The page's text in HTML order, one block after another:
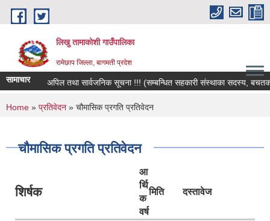
Skip to main content
लिखु तामाकोशी गाउँपालिका
रामेछाप जिल्ला, बागमती प्रदेश
सामाचार
हार्दिक अपिल तथा सार्वजनिक सूचना !!! (सम्बन्धित सहकारी संस्थाका सदस्य, बचतकर्ता,
You are here
Home » प्रतिवेदन » चौमासिक प्रगति प्रतिवेदन
चौमासिक प्रगति प्रतिवेदन
शिर्षक
आ
र्थि
क
वर्ष
मिति दस्तावेज